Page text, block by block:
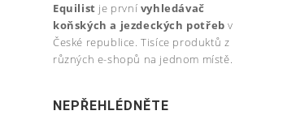
Equilist je první vyhledávač
koňských a jezdeckých potřeb v
České republice. Tisíce produktů z
různých e-shopů na jednom místě.
NEPŘEHLÉDNĚTE